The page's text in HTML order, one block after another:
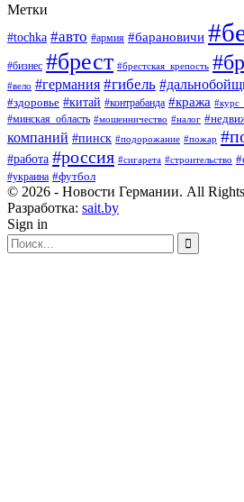
Метки
#tochka #авто #армия #барановичи
#бизнес #брест #брестская_крепость
#вело #германия #гибель
#здоровье #китай #контрабанда #кража
#минская_область #мошенничество #налог
компаний #пинск #подорожание #пожар
#работа #россия #сигарета #строительство
#украина #футбол
© 2026 - Новости Германии. All Rights
Разработка: sait.by
Sign in